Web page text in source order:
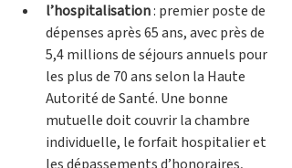
l’hospitalisation : premier poste de
dépenses après 65 ans, avec près de
5,4 millions de séjours annuels pour
les plus de 70 ans selon la Haute
Autorité de Santé. Une bonne
mutuelle doit couvrir la chambre
individuelle, le forfait hospitalier et